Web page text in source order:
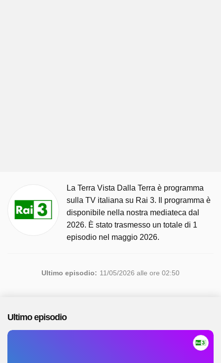
La Terra Vista Dalla Terra è programma
sulla TV italiana su Rai 3. Il programma è
disponibile nella nostra mediateca dal
2026. È stato trasmesso un totale di 1
episodio nel maggio 2026.
Ultimo episodio: 11/05/2026 alle ore 02:50
Ultimo episodio